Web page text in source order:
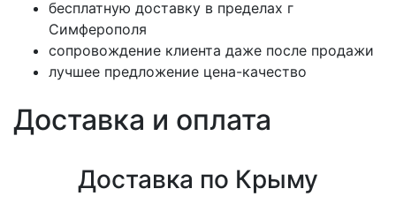
бесплатную доставку в пределах г
Симферополя
сопровождение клиента даже после продажи
лучшее предложение цена-качество
Доставка и оплата
Доставка по Крыму